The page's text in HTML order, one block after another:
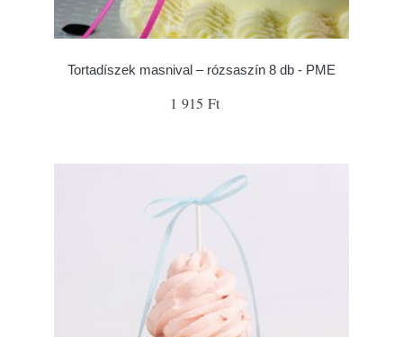
Tortadíszek masnival – rózsaszín 8 db - PME
1 915 Ft